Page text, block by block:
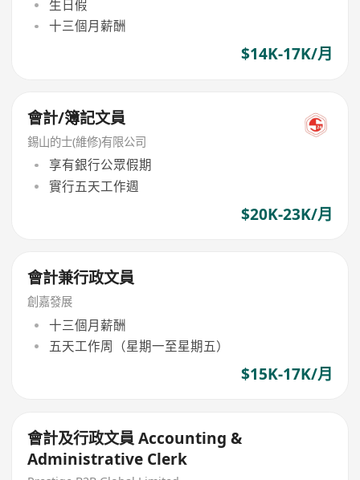
生日假
十三個月薪酬
$14K-17K/月
會計/簿記文員
錫山的士(維修)有限公司
享有銀行公眾假期
實行五天工作週
$20K-23K/月
會計兼行政文員
創嘉發展
十三個月薪酬
五天工作周（星期一至星期五）
$15K-17K/月
會計及行政文員 Accounting &
Administrative Clerk